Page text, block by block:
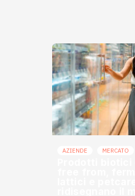
AZIENDE MERCATO